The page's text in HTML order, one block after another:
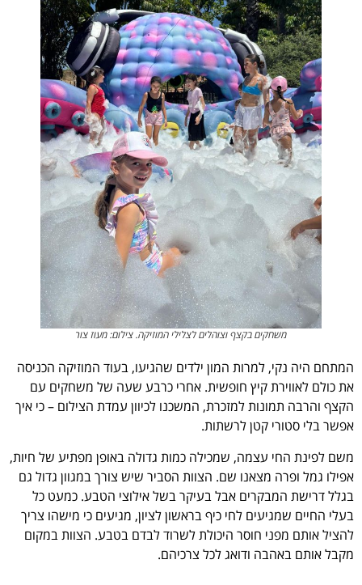
משחקים בקצף וצוהלים לצלילי המוזיקה. צילום: מעוז צור
המתחם היה נקי, למרות המון ילדים שהגיעו, בעוד המוזיקה הכניסה
את כולם לאווירת קיץ חופשית. אחרי כרבע שעה של משחקים עם
הקצף והרבה תמונות למזכרת, המשכנו לכיוון עמדת הצילום – כי איך
אפשר בלי סטורי קטן לרשתות.
משם לפינת החי עצמה, שמכילה כמות גדולה באופן מפתיע של חיות,
אפילו גמל ופרה מצאנו שם. הצוות הסביר שיש צורך במגוון גדול גם
בגלל דרישת המבקרים אבל בעיקר בשל אילוצי הטבע. כמעט כל
בעלי החיים שמגיעים לחי כיף בראשון לציון, מגיעים כי מישהו צריך
להציל אותם מפני חוסר היכולת לשרוד לבדם בטבע. הצוות במקום
מקבל אותם באהבה ודואג לכל צרכיהם.